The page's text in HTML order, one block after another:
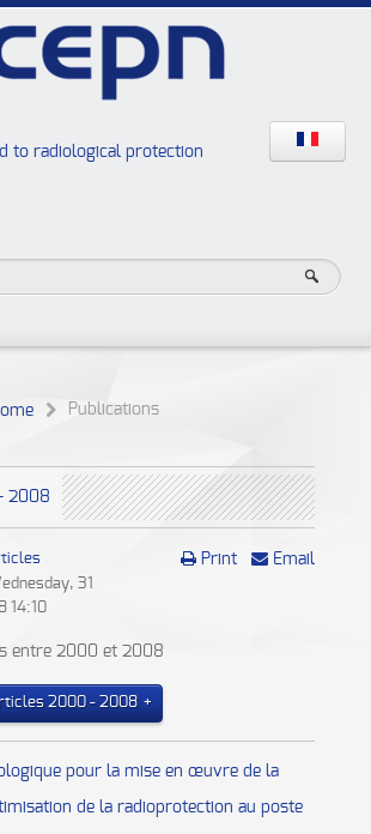
to radiological protection
protection workshops”
Publications
2008
Print Email
31
14:10
entre 2000 et 2008
2000 - 2008
pour la mise en œuvre de la
de la radioprotection au poste